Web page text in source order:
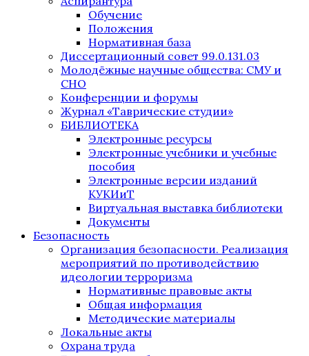
Обучение
Положения
Нормативная база
Диссертационный совет 99.0.131.03
Молодёжные научные общества: СМУ и
СНО
Конференции и форумы
Журнал «Таврические студии»
БИБЛИОТЕКА
Электронные ресурсы
Электронные учебники и учебные
пособия
Электронные версии изданий
КУКИиТ
Виртуальная выставка библиотеки
Документы
Безопасность
Организация безопасности. Реализация
мероприятий по противодействию
идеологии терроризма
Нормативные правовые акты
Общая информация
Методические материалы
Локальные акты
Охрана труда